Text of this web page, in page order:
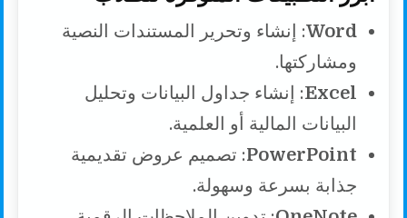
Word: إنشاء وتحرير المستندات النصية
ومشاركتها.
Excel: إنشاء جداول البيانات وتحليل
البيانات المالية أو العلمية.
PowerPoint: تصميم عروض تقديمية
جذابة بسرعة وسهولة.